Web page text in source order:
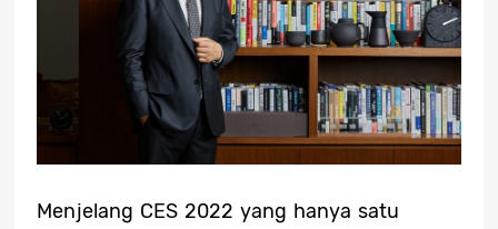
Menjelang CES 2022 yang hanya satu